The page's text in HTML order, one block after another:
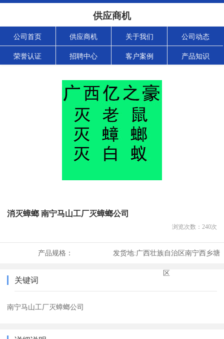
供应商机
公司首页 供应商机 关于我们 公司动态
荣誉认证 招聘中心 客户案例 产品知识
消灭蟑螂 南宁马山工厂灭蟑螂公司
浏览次数： 240次
产品规格： 发货地:广西壮族自治区南宁西乡塘
区
关键词
南宁马山工厂灭蟑螂公司